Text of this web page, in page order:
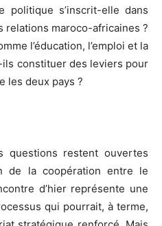
politique s’inscrit-elle dans
relations maroco-africaines ?
l’éducation, l’emploi et la
constituer des leviers pour
les deux pays ?
questions restent ouvertes
de la coopération entre le
d’hier représente une
qui pourrait, à terme,